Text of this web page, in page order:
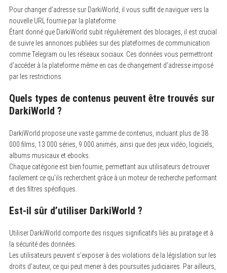
Pour changer d’adresse sur DarkiWorld, il vous suffit de naviguer vers la
nouvelle URL fournie par la plateforme.
Étant donné que DarkiWorld subit régulièrement des blocages, il est crucial
de suivre les annonces publiées sur des plateformes de communication
comme Telegram ou les réseaux sociaux. Ces données vous permettront
d’accéder à la plateforme même en cas de changement d’adresse imposé
par les restrictions.
Quels types de contenus peuvent être trouvés sur
DarkiWorld ?
DarkiWorld propose une vaste gamme de contenus, incluant plus de 38
000 films, 13 000 séries, 9 000 animés, ainsi que des jeux vidéo, logiciels,
albums musicaux et ebooks.
Chaque catégorie est bien fournie, permettant aux utilisateurs de trouver
facilement ce qu’ils recherchent grâce à un moteur de recherche performant
et des filtres spécifiques.
Est-il sûr d’utiliser DarkiWorld ?
Utiliser DarkiWorld comporte des risques significatifs liés au piratage et à
la sécurité des données.
Les utilisateurs peuvent s’exposer à des violations de la législation sur les
droits d’auteur, ce qui peut mener à des poursuites judiciaires. Par ailleurs,